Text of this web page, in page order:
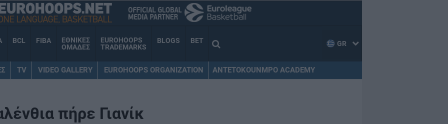
BCL FIBA
ΕΘΝΙΚΕΣ
ΟΜΑΔΕΣ
EUROHOOPS
TRADEMARKS
BLOGS BET GR
TV VIDEO GALLERY EUROHOOPS ORGANIZATION ANTETOKOUNMPO ACADEMY
πήρε Γιανίκ